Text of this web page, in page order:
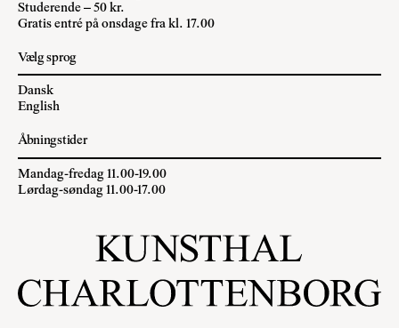
Studerende – 50 kr.
Gratis entré på onsdage fra kl. 17.00
Vælg sprog
Dansk
English
Åbningstider
Mandag-fredag 11.00-19.00
Lørdag-søndag 11.00-17.00